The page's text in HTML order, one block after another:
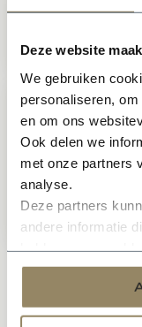
Deze website
We gebruiken
personaliseren,
en om ons
Ook delen we
met onze partners
analyse.
Deze partners
andere informatie
services.
0,82 699,-Per
1.699,- Per pallet